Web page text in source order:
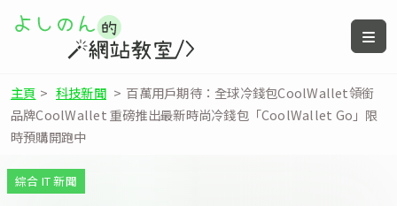
主頁 > 科技新聞 > 百萬用戶期待：全球冷錢包CoolWallet領銜
品牌CoolWallet 重磅推出最新時尚冷錢包「CoolWallet Go」限
時預購開跑中
綜合 IT 新聞